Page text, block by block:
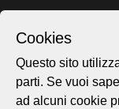
Cookies
Questo sito
parti. Se vuoi
ad alcuni cookie